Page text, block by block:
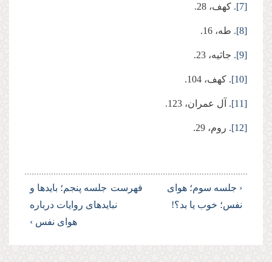
[7]. کهف، 28.
[8]. طه، 16.
[9]. جاثیه، 23.
[10]. کهف، 104.
[11]. آل عمران، 123.
[12]. روم، 29.
‹ جلسه سوم؛ هوای
نفس؛ خوب یا بد؟!
فهرست جلسه پنجم؛ بایدها و
نبایدهای روایات درباره
هوای نفس ›